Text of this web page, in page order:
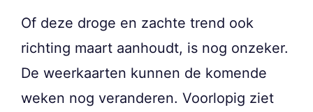
Of deze droge en zachte trend ook
richting maart aanhoudt, is nog onzeker.
De weerkaarten kunnen de komende
weken nog veranderen. Voorlopig ziet